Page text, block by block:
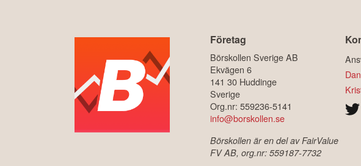
Företag
Börskollen Sverige AB
Ekvägen 6
141 30 Huddinge
Sverige
Org.nr: 559236-5141
info@borskollen.se
Börskollen är en del av FairValue
FV AB, org.nr: 559187-7732